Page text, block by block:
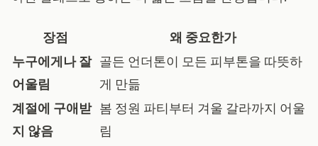
장점
왜 중요한가
누구에게나 잘
어울림
골든 언더톤이 모든 피부톤을 따뜻하
게 만듦
계절에 구애받
지 않음
봄 정원 파티부터 겨울 갈라까지 어울
림